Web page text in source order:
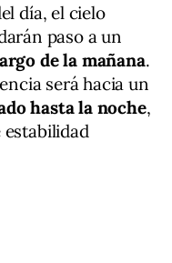
día, el cielo
paso a un
de la mañana.
será hacia un
hasta la noche,